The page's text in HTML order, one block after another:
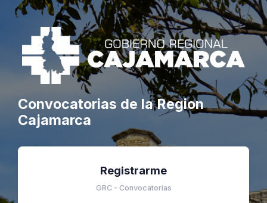
Convocatorias de la Region
Cajamarca
Registrarme
GRC - Convocatorias